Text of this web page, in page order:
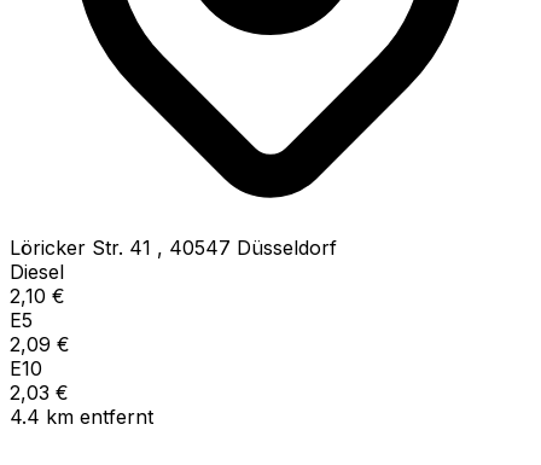
Löricker Str. 41 , 40547 Düsseldorf
Diesel
2,10 €
E5
2,09 €
E10
2,03 €
4.4 km entfernt